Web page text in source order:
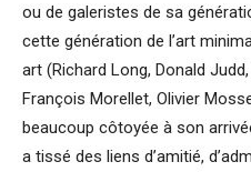
ou de galeristes de sa
cette génération de l’art
art (Richard Long, Donald
François Morellet, Olivier
beaucoup côtoyée à son
a tissé des liens d’amitié,